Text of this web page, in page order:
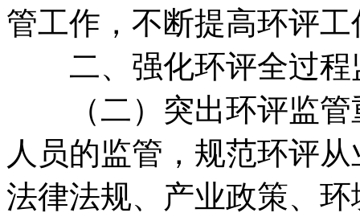
管工作，不断提高环评
二、强化环评全过程
（二）突出环评监管
人员的监管，规范环评
法律法规、产业政策、